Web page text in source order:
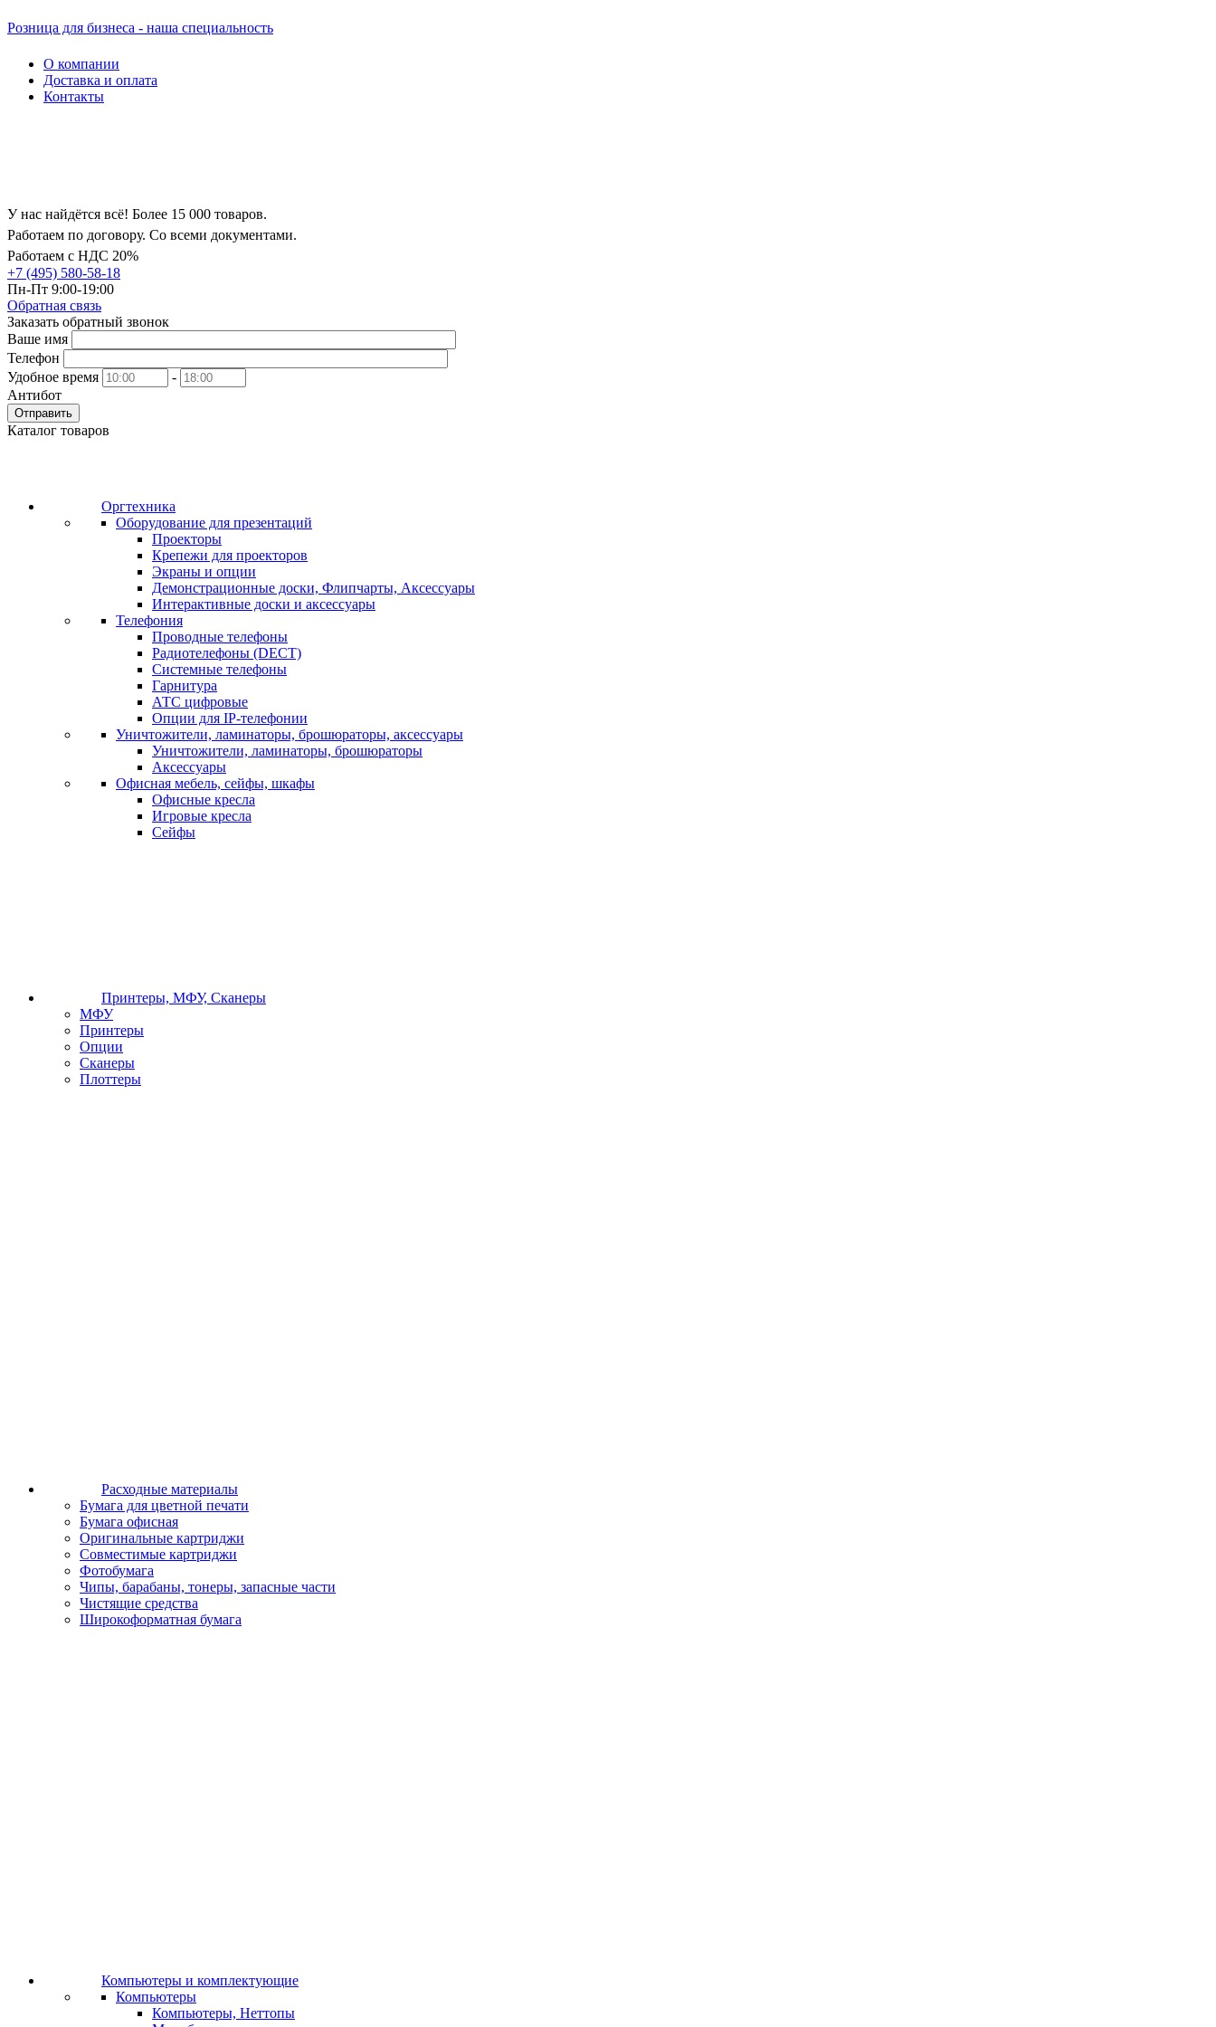
Розница для бизнеса - наша специальность
О компании
Доставка и оплата
Контакты
У нас найдётся всё! Более 15 000 товаров.
Работаем по договору. Со всеми документами.
Работаем с НДС 20%
+7 (495) 580-58-18
Пн-Пт 9:00-19:00
Обратная связь
Заказать обратный звонок
Ваше имя
Телефон
Удобное время
-
Антибот
Отправить
Каталог товаров
Оргтехника
Оборудование для презентаций
Проекторы
Крепежи для проекторов
Экраны и опции
Демонстрационные доски, Флипчарты, Аксессуары
Интерактивные доски и аксессуары
Телефония
Проводные телефоны
Радиотелефоны (DECT)
Системные телефоны
Гарнитура
АТС цифровые
Опции для IP-телефонии
Уничтожители, ламинаторы, брошюраторы, аксессуары
Уничтожители, ламинаторы, брошюраторы
Аксессуары
Офисная мебель, сейфы, шкафы
Офисные кресла
Игровые кресла
Сейфы
Принтеры, МФУ, Сканеры
МФУ
Принтеры
Опции
Сканеры
Плоттеры
Расходные материалы
Бумага для цветной печати
Бумага офисная
Оригинальные картриджи
Совместимые картриджи
Фотобумага
Чипы, барабаны, тонеры, запасные части
Чистящие средства
Широкоформатная бумага
Компьютеры и комплектующие
Компьютеры
Компьютеры, Неттопы